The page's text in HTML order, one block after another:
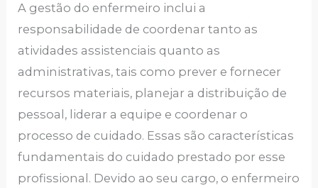
A gestão do enfermeiro inclui a
responsabilidade de coordenar tanto as
atividades assistenciais quanto as
administrativas, tais como prever e fornecer
recursos materiais, planejar a distribuição de
pessoal, liderar a equipe e coordenar o
processo de cuidado. Essas são características
fundamentais do cuidado prestado por esse
profissional. Devido ao seu cargo, o enfermeiro